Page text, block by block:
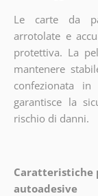
Le carte da
arrotolate e
protettiva. La
mantenere
confezionata
garantisce la
rischio di danni.
Caratteristiche
autoadesive